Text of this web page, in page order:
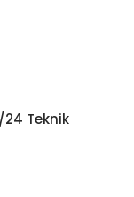
24 Teknik